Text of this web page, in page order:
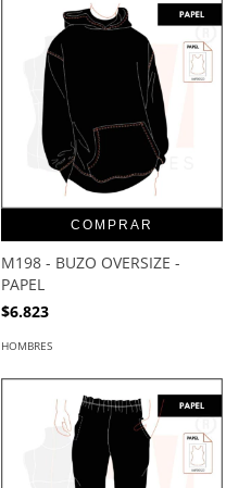
COMPRAR
M198 - BUZO OVERSIZE -
PAPEL
$6.823
HOMBRES